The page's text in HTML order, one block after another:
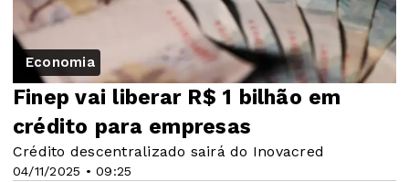
Economia
04/11/2025 • 09:25
Finep vai liberar R$ 1 bilhão em
crédito para empresas
Crédito descentralizado sairá do Inovacred